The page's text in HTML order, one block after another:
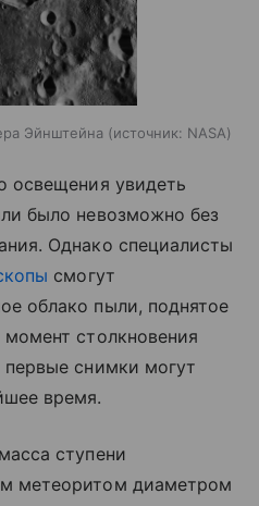
Эйнштейна источник: NASA
освещения увидеть
было невозможно без
Однако специалисты
смогут
облако пыли, поднятое
столкновения
первые снимки могут
время.
ступени
метеоритом диаметром